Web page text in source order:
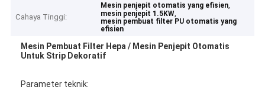
Cahaya Tinggi:
Mesin penjepit otomatis yang efisien,
mesin penjepit 1.5KW,
mesin pembuat filter PU otomatis yang
efisien
Mesin Pembuat Filter Hepa / Mesin Penjepit Otomatis
Untuk Strip Dekoratif​
Parameter teknik: